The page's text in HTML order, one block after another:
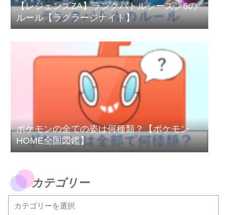
【レジェンズZA】ランクバトルシーズン6の
ルール【ラグラージナイト】
ポケモンの全ての姿は何種類？【ポケモン
HOME全国図鑑】
カテゴリー